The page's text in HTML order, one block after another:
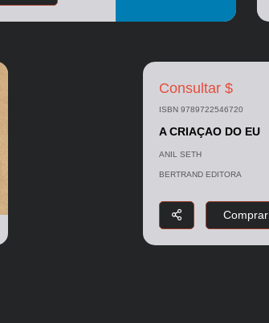
Consultar $
ISBN 9789722546720
A CRIAÇAO DO EU
ANIL SETH
BERTRAND EDITORA
Comprar